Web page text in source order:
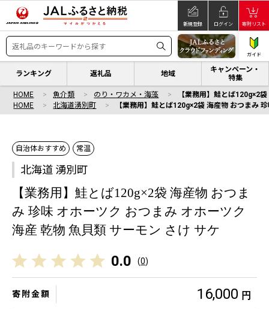
新規登録 ログイン 寄附リスト
ガイド
ランキング 返礼品 地域
キャンペーン・
特集
HOME 魚介類 のり・ワカメ・海藻
【業務用】鮭とば120g×2
HOME
北海道湧別町 【業務用】鮭とば120g×2袋 海産物 おつまみ
自治体おすすめ 常温
北海道 湧別町
【業務用】鮭とば120g×2袋 海産物 おつま
み 珍味 オホーツク おつまみ オホーツク
海産 乾物 魚貝類 サーモン さけ サケ
0.0 (0)
寄附金額 16,000 円